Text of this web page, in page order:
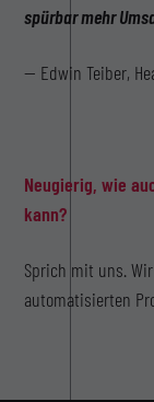
spürbar mehr
— Edwin Teiber,
Neugierig, wie
kann?
Sprich mit uns.
automatisierten